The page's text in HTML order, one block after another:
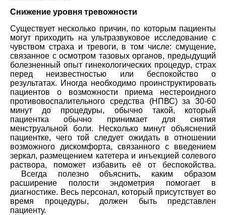
Снижение уровня тревожности
Существует несколько причин, по которым пациенты
могут приходить на ультразвуковое исследование с
чувством страха и тревоги, в том числе: смущение,
связанное с осмотром тазовых органов, предыдущий
болезненный опыт гинекологических процедур, страх
перед неизвестностью или беспокойство о
результатах. Иногда необходимо проинструктировать
пациентов о возможности приема нестероидного
противовоспалительного средства (НПВС) за 30-60
минут до процедуры, обычно такой, который
пациентка обычно принимает для снятия
менструальной боли. Несколько минут объяснений
пациентке, чего той следует ожидать в отношении
возможного дискомфорта, связанного с введением
зеркал, размещением катетера и инъекцией солевого
раствора, поможет избавить её от беспокойства.
Всегда полезно объяснить, каким образом
расширение полости эндометрия помогает в
диагностике. Весь персонал, который присутствует во
время процедуры, должен быть представлен
пациенту.